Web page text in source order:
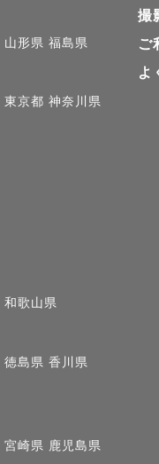
山形県 福島県
東京都 神奈川県
和歌山県
徳島県 香川県
宮崎県 鹿児島県
撮
ご
よ